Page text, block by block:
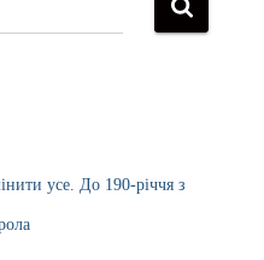
усе. До 190-річчя з